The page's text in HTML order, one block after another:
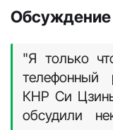
Обсуждение
"Я только
телефонный
КНР Си
обсудили